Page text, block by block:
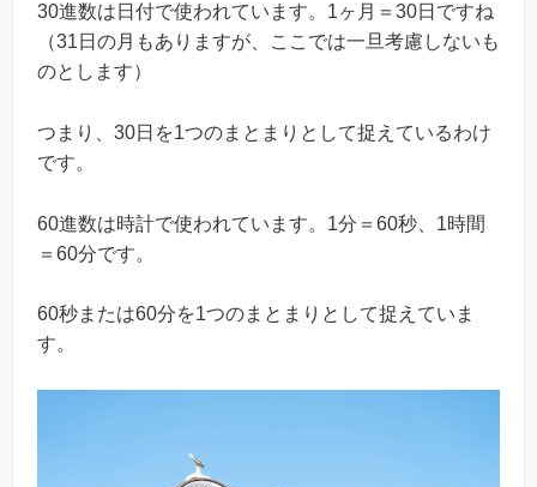
30進数は日付で使われています。1ヶ月＝30日ですね
（31日の月もありますが、ここでは一旦考慮しないも
のとします）
つまり、30日を1つのまとまりとして捉えているわけ
です。
60進数は時計で使われています。1分＝60秒、1時間
＝60分です。
60秒または60分を1つのまとまりとして捉えていま
す。